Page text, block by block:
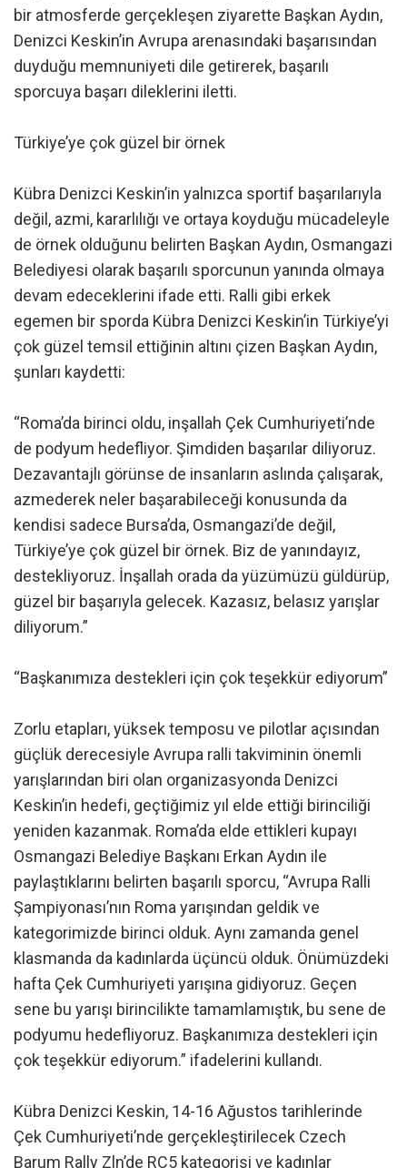
bir atmosferde gerçekleşen ziyarette Başkan Aydın,
Denizci Keskin’in Avrupa arenasındaki başarısından
duyduğu memnuniyeti dile getirerek, başarılı
sporcuya başarı dileklerini iletti.
Türkiye’ye çok güzel bir örnek
Kübra Denizci Keskin’in yalnızca sportif başarılarıyla
değil, azmi, kararlılığı ve ortaya koyduğu mücadeleyle
de örnek olduğunu belirten Başkan Aydın, Osmangazi
Belediyesi olarak başarılı sporcunun yanında olmaya
devam edeceklerini ifade etti. Ralli gibi erkek
egemen bir sporda Kübra Denizci Keskin’in Türkiye’yi
çok güzel temsil ettiğinin altını çizen Başkan Aydın,
şunları kaydetti:
“Roma’da birinci oldu, inşallah Çek Cumhuriyeti’nde
de podyum hedefliyor. Şimdiden başarılar diliyoruz.
Dezavantajlı görünse de insanların aslında çalışarak,
azmederek neler başarabileceği konusunda da
kendisi sadece Bursa’da, Osmangazi’de değil,
Türkiye’ye çok güzel bir örnek. Biz de yanındayız,
destekliyoruz. İnşallah orada da yüzümüzü güldürüp,
güzel bir başarıyla gelecek. Kazasız, belasız yarışlar
diliyorum.”
“Başkanımıza destekleri için çok teşekkür ediyorum”
Zorlu etapları, yüksek temposu ve pilotlar açısından
güçlük derecesiyle Avrupa ralli takviminin önemli
yarışlarından biri olan organizasyonda Denizci
Keskin’in hedefi, geçtiğimiz yıl elde ettiği birinciliği
yeniden kazanmak. Roma’da elde ettikleri kupayı
Osmangazi Belediye Başkanı Erkan Aydın ile
paylaştıklarını belirten başarılı sporcu, “Avrupa Ralli
Şampiyonası’nın Roma yarışından geldik ve
kategorimizde birinci olduk. Aynı zamanda genel
klasmanda da kadınlarda üçüncü olduk. Önümüzdeki
hafta Çek Cumhuriyeti yarışına gidiyoruz. Geçen
sene bu yarışı birincilikte tamamlamıştık, bu sene de
podyumu hedefliyoruz. Başkanımıza destekleri için
çok teşekkür ediyorum.” ifadelerini kullandı.
Kübra Denizci Keskin, 14-16 Ağustos tarihlerinde
Çek Cumhuriyeti’nde gerçekleştirilecek Czech
Barum Rally Zln’de RC5 kategorisi ve kadınlar